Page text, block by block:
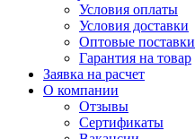
Условия оплаты
Условия доставки
Оптовые поставки
Гарантия на товар
Заявка на расчет
О компании
Отзывы
Сертификаты